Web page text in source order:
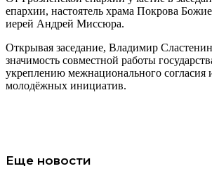
епархии, настоятель храма Покрова
иерей Андрей Миссюра.
Открывая заседание, Владимир
значимость совместной работы
укреплению межнационального согласия
молодёжных инициатив.
Еще новости